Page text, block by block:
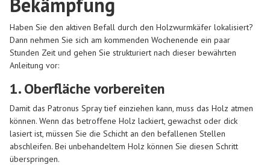
Haben Sie den aktiven Befall durch den Holzwurmkäfer lokalisiert?
Dann nehmen Sie sich am kommenden Wochenende ein paar
Stunden Zeit und gehen Sie strukturiert nach dieser bewährten
Anleitung vor:
1. Oberfläche vorbereiten
Damit das Patronus Spray tief einziehen kann, muss das Holz atmen
können. Wenn das betroffene Holz lackiert, gewachst oder dick
lasiert ist, müssen Sie die Schicht an den befallenen Stellen
abschleifen. Bei unbehandeltem Holz können Sie diesen Schritt
überspringen.